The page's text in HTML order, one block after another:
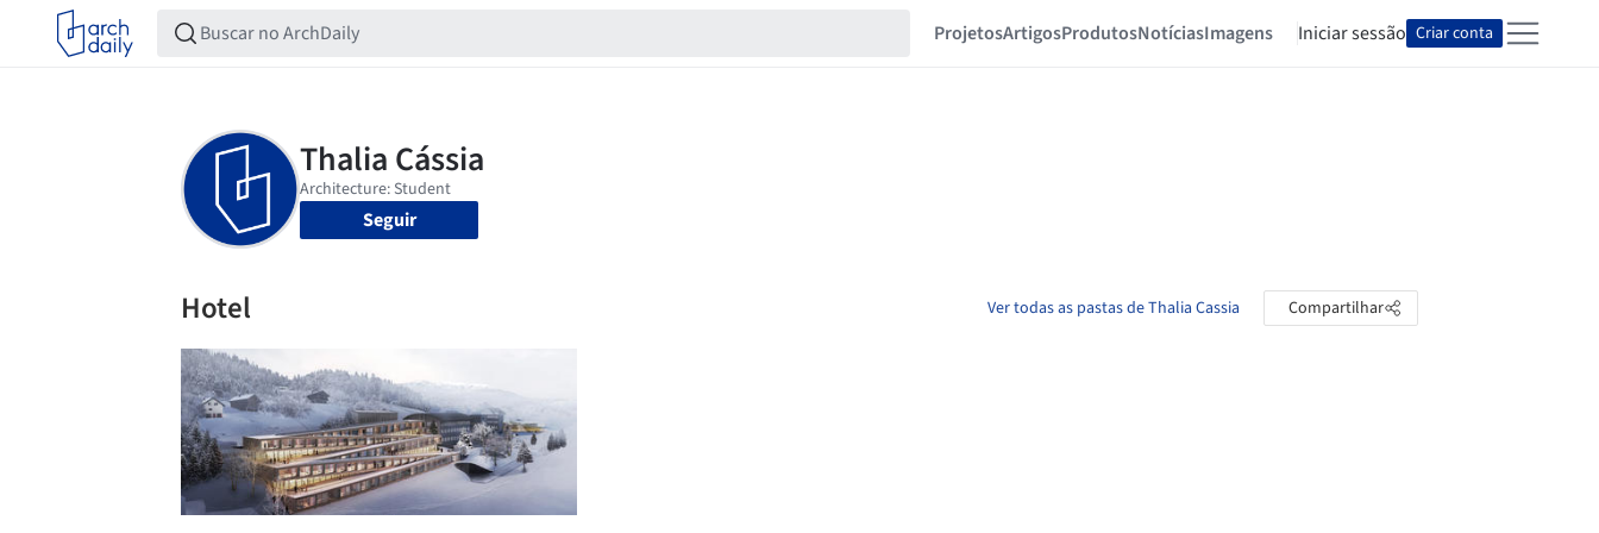
ProjetosArtigosProdutosNotíciasImagens Iniciar sessão Criar conta
Seguir
Hotel Ver todas as pastas de Thalia Cassia Compartilhar